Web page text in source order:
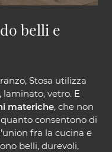
belli e
Stosa utilizza
laminato, vetro. E
materiche, che non
consentono di
fra la cucina e
belli, durevoli,